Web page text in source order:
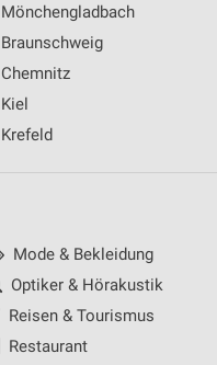
Mönchengladbach
Braunschweig
Chemnitz
Kiel
Krefeld
Mode & Bekleidung
Optiker & Hörakustik
Reisen & Tourismus
Restaurant